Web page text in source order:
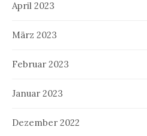
April 2023
März 2023
Februar 2023
Januar 2023
Dezember 2022